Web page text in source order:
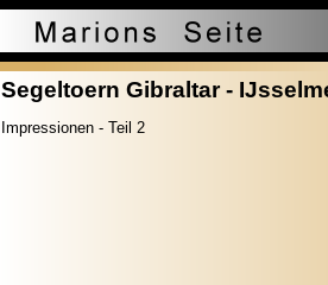
Segeltoern Gibraltar -
Impressionen - Teil 2